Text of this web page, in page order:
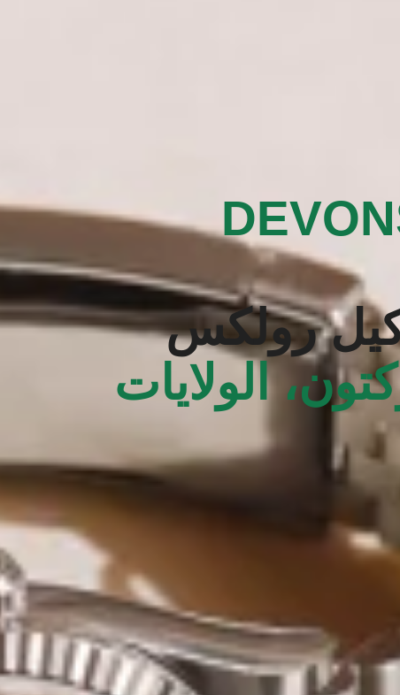
رولكس
الولايات